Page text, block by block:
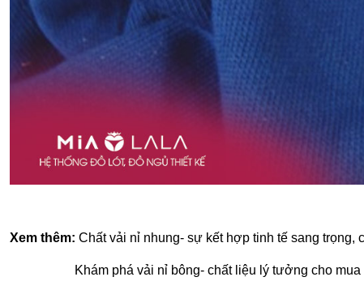
Xem thêm: Chất vải nỉ nhung- sự kết hợp tinh tế sang trọng,
Khám phá vải nỉ bông- chất liệu lý tưởng cho mua